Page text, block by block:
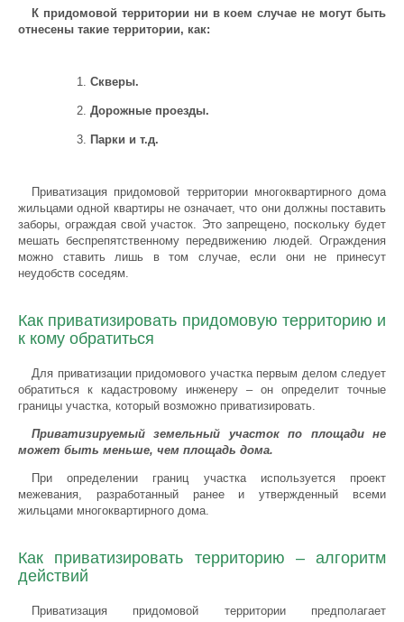
К придомовой территории ни в коем случае не могут быть
отнесены такие территории, как:
Скверы.
Дорожные проезды.
Парки и т.д.
Приватизация придомовой территории многоквартирного дома
жильцами одной квартиры не означает, что они должны поставить
заборы, ограждая свой участок. Это запрещено, поскольку будет
мешать беспрепятственному передвижению людей. Ограждения
можно ставить лишь в том случае, если они не принесут
неудобств соседям.
Как приватизировать придомовую территорию и
к кому обратиться
Для приватизации придомового участка первым делом следует
обратиться к кадастровому инженеру – он определит точные
границы участка, который возможно приватизировать.
Приватизируемый земельный участок по площади не
может быть меньше, чем площадь дома.
При определении границ участка используется проект
межевания, разработанный ранее и утвержденный всеми
жильцами многоквартирного дома.
Как приватизировать территорию – алгоритм
действий
Приватизация придомовой территории предполагает